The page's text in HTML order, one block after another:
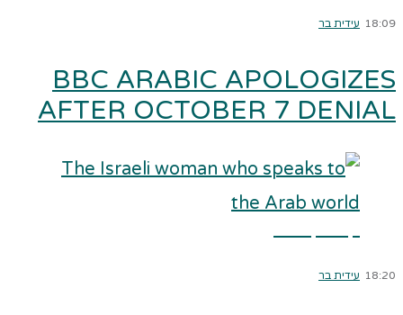
18:09 עידית בר
BBC ARABIC APOLOGIZES
AFTER OCTOBER 7 DENIAL
18:20 עידית בר